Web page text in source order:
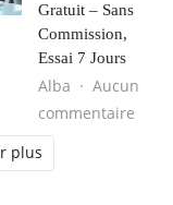
Gratuit – Sans
Commission,
Essai 7 Jours
Alba
Aucun
commentaire
plus